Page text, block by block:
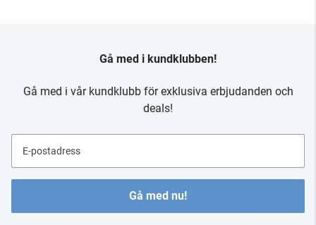
Gå med i kundklubben!
Gå med i vår kundklubb för exklusiva erbjudanden och
deals!
E-postadress
Gå med nu!